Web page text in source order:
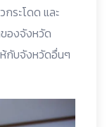
ระโดด และ
องจังหวัด
ห้กับจังหวัดอื่นๆ